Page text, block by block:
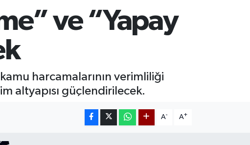
ve “Yapay
harcamalarının verimliliği
altyapısı güçlendirilecek.
A- A+